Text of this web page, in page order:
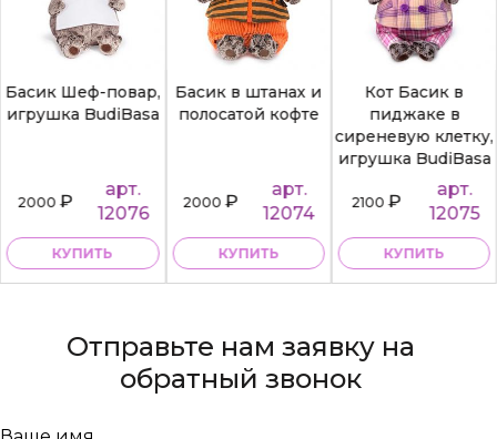
Басик Шеф-повар,
игрушка BudiBasa
2000₽
арт.
12076
КУПИТЬ
Басик в штанах и
полосатой кофте
2000₽
арт.
12074
КУПИТЬ
Кот Басик в
пиджаке в
сиреневую клетку,
игрушка BudiBasa
2100₽
арт.
12075
КУПИТЬ
Отправьте нам заявку на
обратный звонок